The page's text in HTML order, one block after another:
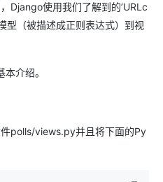
Django使用我们了解到的’URLc
型（被描述成正则表达式）到视
介绍。
polls/views.py并且将下面的Py